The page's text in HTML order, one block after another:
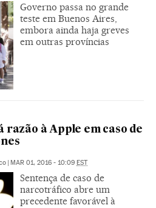
Governo passa no grande
teste em Buenos Aires,
embora ainda haja greves
em outras províncias
razão à Apple em caso de
| MAR 01, 2016 - 10:09 EST
Sentença de caso de
narcotráfico abre um
precedente favorável à